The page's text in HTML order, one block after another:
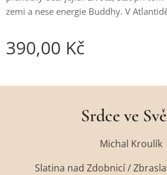
zemi a nese energie Buddhy. V
390,00 Kč
Srdce ve
Michal Kroulík
Slatina nad Zdobnicí /